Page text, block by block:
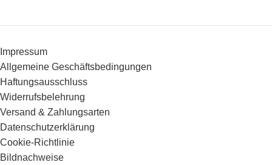
Impressum
Allgemeine Geschäftsbedingungen
Haftungsausschluss
Widerrufsbelehrung
Versand & Zahlungsarten
Datenschutzerklärung
Cookie-Richtlinie
Bildnachweise